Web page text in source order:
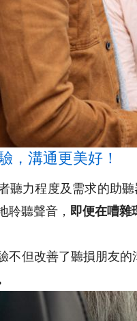
，溝通更美好！
聽力程度及需求的助
聆聽聲音， 即便在嘈雜
不但改善了聽損朋友